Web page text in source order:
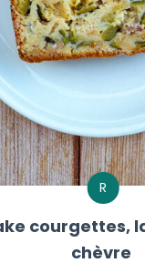
R
courgettes,
chèvre